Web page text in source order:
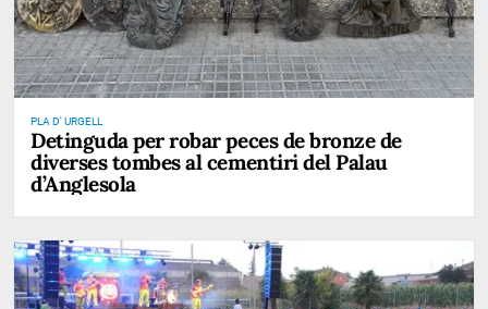
PLA D' URGELL
Detinguda per robar peces de bronze de
diverses tombes al cementiri del Palau
d’Anglesola